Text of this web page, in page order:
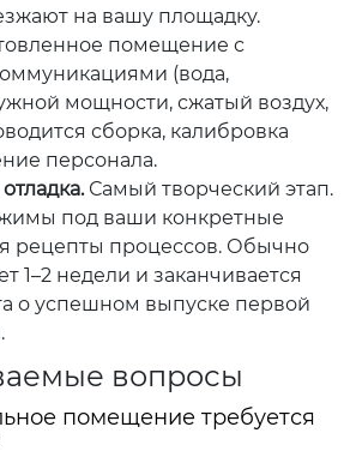
на вашу площадку.
помещение с
(вода,
мощности, сжатый воздух,
сборка, калибровка
персонала.
Самый творческий этап.
под ваши конкретные
рецепты процессов. Обычно
1–2 недели и заканчивается
о успешном выпуске первой
вопросы
помещение требуется